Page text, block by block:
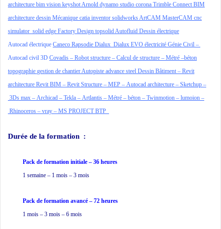
architecture bim vision keyshot Arnold dynamo studio corona Trimble Connect BIM
architecture dessin Mécanique catia inventor solidworks ArtCAM MasterCAM cnc
simulator solid edge Factory Design topsolid Autofluid Dessin électrique
Autocad électrique Caneco Rapsodie Dialux Dialux EVO électricité Génie Civil –
Autocad civil 3D Covadis – Robot structure – Calcul de structure – Métré –béton
topographie gestion de chantier Autopiste advance steel Dessin Bâtiment – Revit
architecture Revit BIM – Revit Structure – MEP – Autocad architecture – Sketchup –
3Ds max – Archicad – Tekla – Artlantis – Métré – béton – Twinmotion – lumoion –
Rhinoceros – vray – MS PROJECT BTP
Durée de la formation :
Pack de formation initiale – 36 heures
1 semaine – 1 mois – 3 mois
Pack de formation avancé – 72 heures
1 mois – 3 mois – 6 mois